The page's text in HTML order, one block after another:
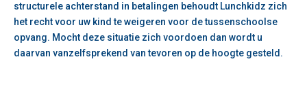
structurele achterstand in betalingen behoudt Lunchkidz zich
het recht voor uw kind te weigeren voor de tussenschoolse
opvang. Mocht deze situatie zich voordoen dan wordt u
daarvan vanzelfsprekend van tevoren op de hoogte gesteld.